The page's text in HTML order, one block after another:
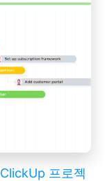
ClickUp 프로젝